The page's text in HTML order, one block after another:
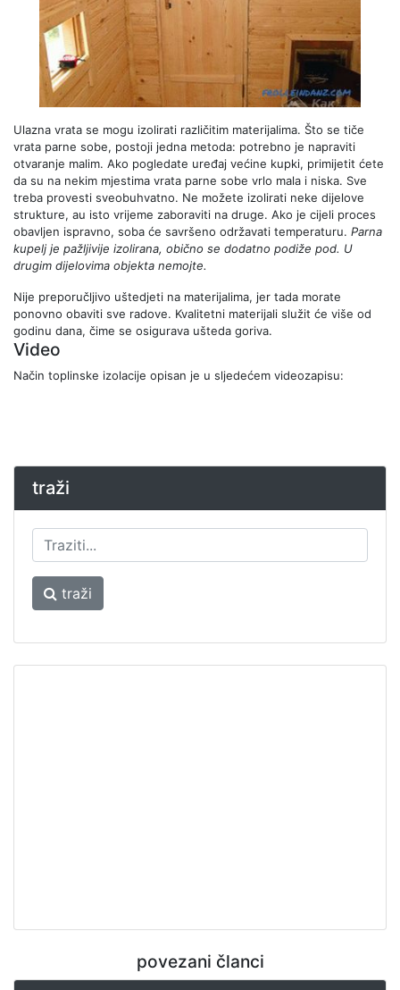
Ulazna vrata se mogu izolirati različitim materijalima. Što se tiče
vrata parne sobe, postoji jedna metoda: potrebno je napraviti
otvaranje malim. Ako pogledate uređaj većine kupki, primijetit ćete
da su na nekim mjestima vrata parne sobe vrlo mala i niska. Sve
treba provesti sveobuhvatno. Ne možete izolirati neke dijelove
strukture, au isto vrijeme zaboraviti na druge. Ako je cijeli proces
obavljen ispravno, soba će savršeno održavati temperaturu. Parna
kupelj je pažljivije izolirana, obično se dodatno podiže pod. U
drugim dijelovima objekta nemojte.
Nije preporučljivo uštedjeti na materijalima, jer tada morate
ponovno obaviti sve radove. Kvalitetni materijali služit će više od
godinu dana, čime se osigurava ušteda goriva.
Video
Način toplinske izolacije opisan je u sljedećem videozapisu:
traži
traži
povezani članci